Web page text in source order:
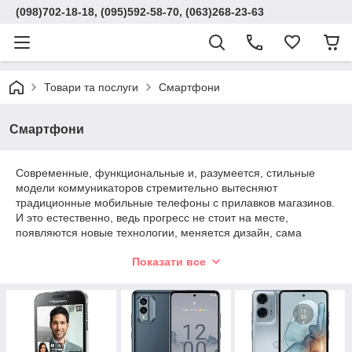
(098)702-18-18, (095)592-58-70, (063)268-23-63
Товари та послуги Смартфони
Смартфони
Современные, функциональные и, разумеется, стильные
модели коммуникаторов стремительно вытесняют
традиционные мобильные телефоны с прилавков магазинов.
И это естественно, ведь прогресс не стоит на месте,
появляются новые технологии, меняется дизайн, сама
инновационные и модные смартфоны лидирующих на рынке
Каталог сайта поражает своим разнообразием. Здесь
собрана огромная коллекция самых востребованных и
покупаемых коммуникаторов тех производителей, которые
имеют высокий авторитет. Это продукция таких марок,
Показати все